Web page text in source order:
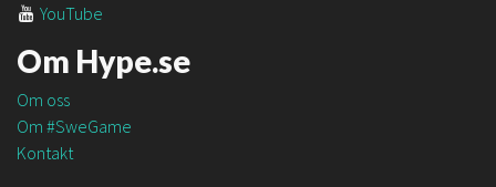
YouTube
Om Hype.se
Om oss
Om #SweGame
Kontakt